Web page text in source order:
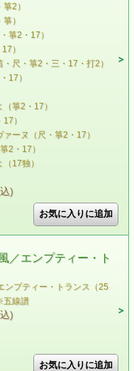
2）
）
箏2・17）
）
尺・箏2・三・17・打2）
17）
箏2・17）
）
ーヌ（尺・箏2・17）
2・17）
17独）
)
／エンプティー・ト
ンプティー・トランス（25
五線譜
)